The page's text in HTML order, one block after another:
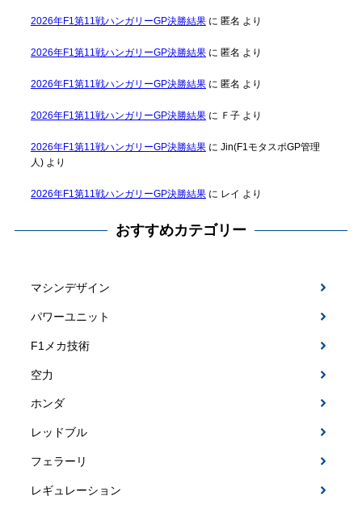
2026年F1第11戦ハンガリーGP決勝結果に 匿名 より
2026年F1第11戦ハンガリーGP決勝結果に 匿名 より
2026年F1第11戦ハンガリーGP決勝結果に 匿名 より
2026年F1第11戦ハンガリーGP決勝結果に Ｆ子より
2026年F1第11戦ハンガリーGP決勝結果に Jin(F1モタスポGP管理
人)より
2026年F1第11戦ハンガリーGP決勝結果に レイ より
おすすめカテゴリー
マシンデザイン
パワーユニット
F1メカ技術
空力
ホンダ
レッドブル
フェラーリ
レギュレーション